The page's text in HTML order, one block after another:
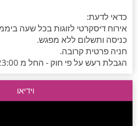
כדאי לדעת:
אירוח דיסקרטי לזוגות בכל שעה
כניסה ותשלום ללא מפגש.
חניה פרטית קרובה.
הגבלת רעש על פי חוק - החל מ 23:00.
וידיאו